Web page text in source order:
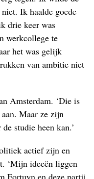
Ik haalde goede
drie keer was
werkcollege te
het was gelijk
van ambitie niet
Amsterdam. ‘Die is
Maar ze zijn
studie heen kan.’
actief zijn en
‘Mijn ideeën liggen
Fortuyn en deze partij